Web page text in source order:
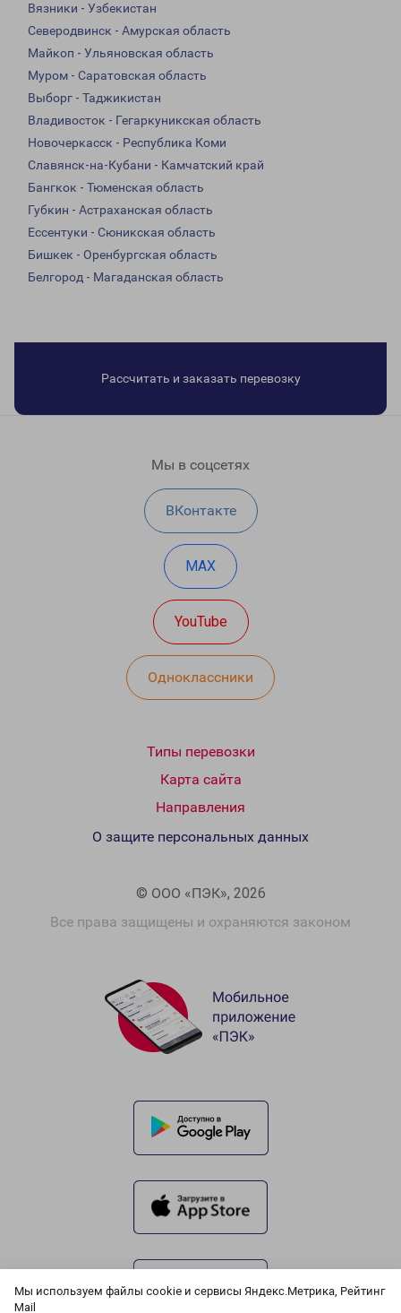
Мы используем файлы cookie и сервисы Яндекс.Метрика, Рейтинг
Mail
Вязники - Узбекистан
Северодвинск - Амурская область
Майкоп - Ульяновская область
Муром - Саратовская область
Выборг - Таджикистан
Владивосток - Гегаркуникская область
Новочеркасск - Республика Коми
Славянск-на-Кубани - Камчатский край
Бангкок - Тюменская область
Губкин - Астраханская область
Ессентуки - Сюникская область
Бишкек - Оренбургская область
Белгород - Магаданская область
Рассчитать и заказать перевозку
Мы в соцсетях
ВКонтакте
MAX
YouTube
Одноклассники
Типы перевозки
Карта сайта
Направления
© ООО «ПЭК», 2026
Все права защищены и охраняются законом
О защите персональных данных